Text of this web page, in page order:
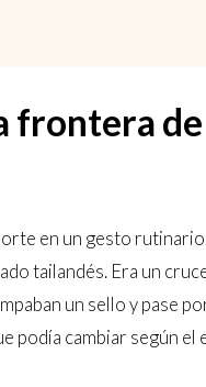
frontera de
en un gesto rutinario.
tailandés. Era un
un sello y pase
podía cambiar según el